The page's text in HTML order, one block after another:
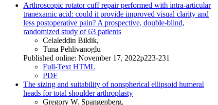
Arthroscopic rotator cuff repair performed with intra-articular
tranexamic acid: could it provide improved visual clarity and
less postoperative pain? A prospective, double-blind,
randomized study of 63 patients
Celaleddin Bildik,
Tuna Pehlivanoglu
Published online: November 17, 2022p223-231
Full-Text HTML
PDF
The sizing and suitability of nonspherical ellipsoid humeral
heads for total shoulder arthroplasty
Gregory W. Spangenberg,